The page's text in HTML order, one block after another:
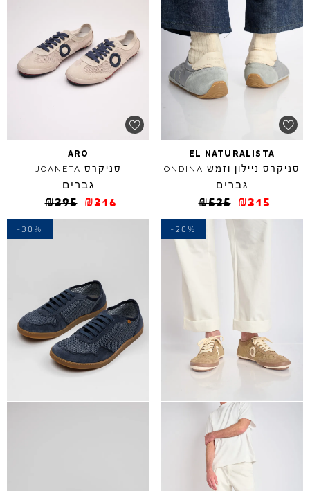
EL NATURALISTA
סניקרס ניילון וזמש ONDINA
גברים
₪525 ₪315
ARO
סניקרס JOANETA
גברים
₪395 ₪316
-20%
-30%